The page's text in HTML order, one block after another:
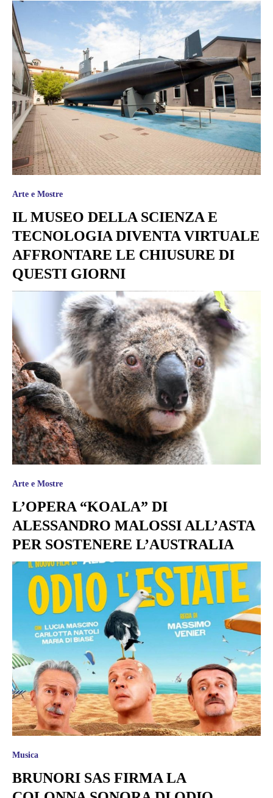
Arte e Mostre
IL MUSEO DELLA SCIENZA E
TECNOLOGIA DIVENTA VIRTUALE
AFFRONTARE LE CHIUSURE DI
QUESTI GIORNI
Arte e Mostre
L’OPERA “KOALA” DI
ALESSANDRO MALOSSI ALL’ASTA
PER SOSTENERE L’AUSTRALIA
Musica
BRUNORI SAS FIRMA LA